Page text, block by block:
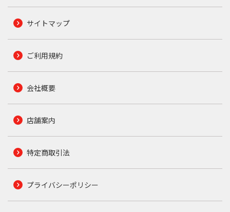
サイトマップ
ご利用規約
会社概要
店舗案内
特定商取引法
プライバシーポリシー